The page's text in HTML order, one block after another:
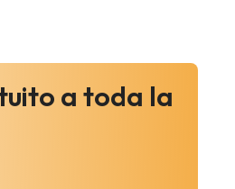
a toda la